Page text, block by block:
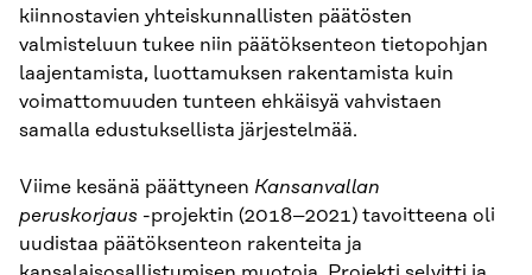
kiinnostavien yhteiskunnallisten päätösten
valmisteluun tukee niin päätöksenteon tietopohjan
laajentamista, luottamuksen rakentamista kuin
voimattomuuden tunteen ehkäisyä vahvistaen
samalla edustuksellista järjestelmää.
Viime kesänä päättyneen Kansanvallan
peruskorjaus -projektin (2018–2021) tavoitteena oli
uudistaa päätöksenteon rakenteita ja